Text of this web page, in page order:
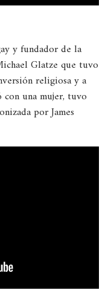
y fundador de la
Glatze que tuvo
religiosa y a
con una mujer, tuvo
por James